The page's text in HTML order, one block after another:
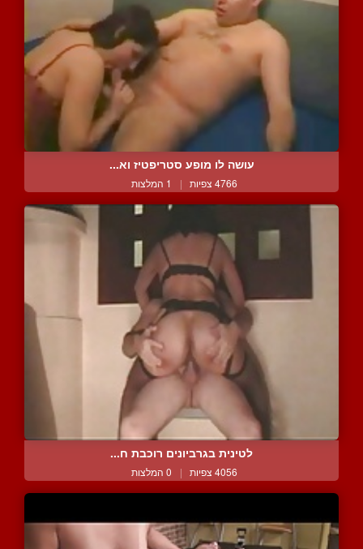
עושה לו מופע סטריפטיז וא...
4766 צפיות | 1 המלצות
לטינית בגרביונים רוכבת ח...
4056 צפיות | 0 המלצות